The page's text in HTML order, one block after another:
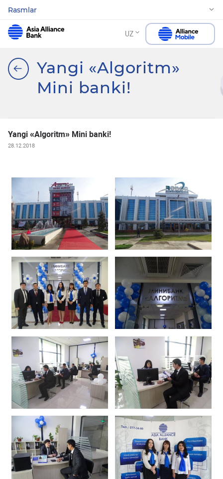
Rasmlar
UZ
Yangi «Algoritm»
Mini banki!
Yangi «Algoritm» Mini banki!
28.12.2018